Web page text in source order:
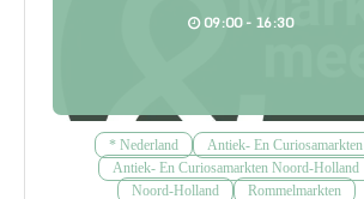
09:00 - 16:30
* Nederland
Antiek- En Curiosamarkten
Antiek- En Curiosamarkten Noord-Holland
Noord-Holland
Rommelmarkten